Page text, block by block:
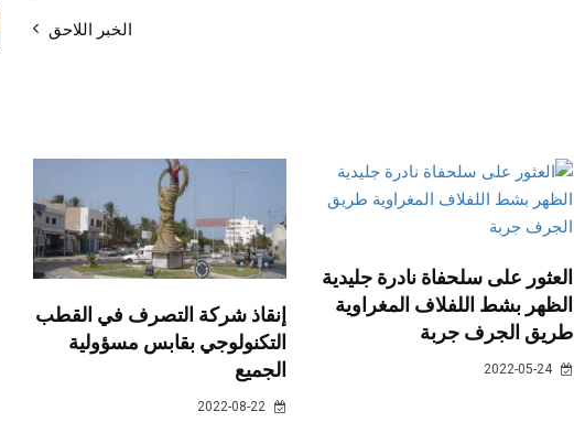
الخبر اللاحق
إنقاذ شركة التصرف في القطب
التكنولوجي بقابس مسؤولية
الجميع
2022-08-22
العثور على سلحفاة نادرة جليدية
الظهر بشط اللفلاف المغراوية
طريق الجرف جربة
2022-05-24